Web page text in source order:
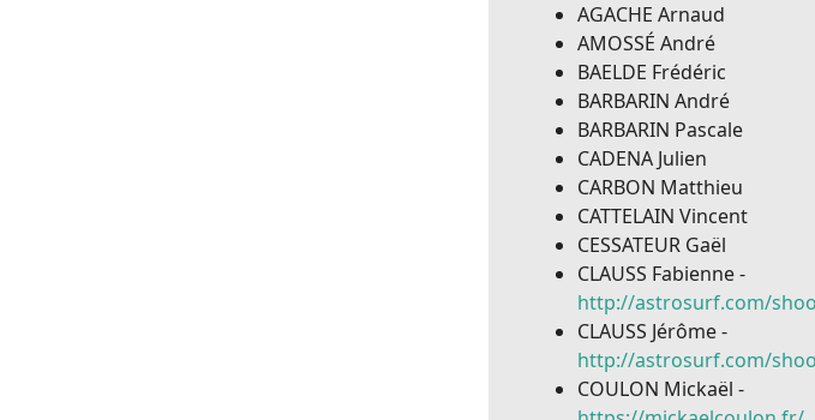
AGACHE Arnaud
AMOSSÉ André
BAELDE Frédéric
BARBARIN André
BARBARIN Pascale
CADENA Julien
CARBON Matthieu
CATTELAIN Vincent
CESSATEUR Gaël
CLAUSS Fabienne -
http://astrosurf.com/
CLAUSS Jérôme -
http://astrosurf.com/
COULON Mickaël -